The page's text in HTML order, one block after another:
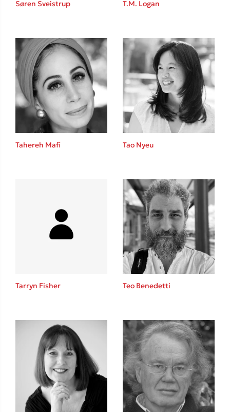
Sebastian Fitzek
Playlist
Το λεξικό της ζωής σου
Κώστας Κρομμύδας
Ιωάννης Γλωσσόπουλος
Ένας γίγαντας στο σχολείο
Søren Sveistrup T.M. Logan
Tahereh Mafi Tao Nyeu
Tarryn Fisher Teo Benedetti